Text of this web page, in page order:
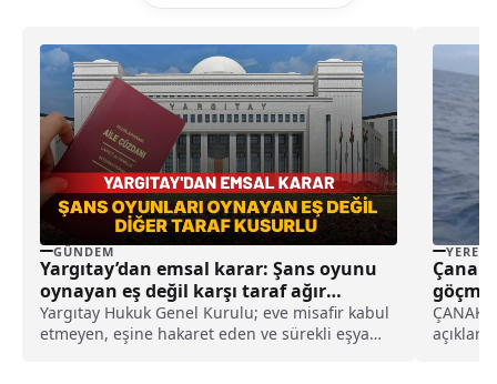
GÜNDEM
Yargıtay’dan emsal karar: Şans oyunu
oynayan eş değil karşı taraf ağır
kusurlu sayıldı
Yargıtay Hukuk Genel Kurulu; eve misafir kabul
etmeyen, eşine hakaret eden ve sürekli eşya
YEREL